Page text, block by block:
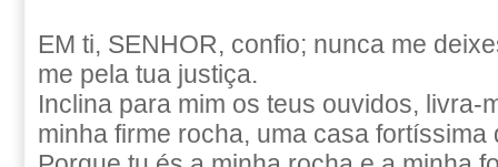
EM ti, SENHOR, confio; nunca me
me pela tua justiça.
Inclina para mim os teus ouvidos, livra-
minha firme rocha, uma casa fortíssima